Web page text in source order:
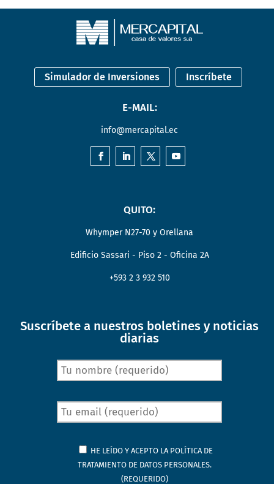
Simulador de Inversiones Inscríbete
E-MAIL:
info@mercapital.ec
QUITO:
Whymper N27-70 y Orellana
Edificio Sassari - Piso 2 - Oficina 2A
+593 2 3 932 510
Suscríbete a nuestros boletines y noticias
diarias
HE LEÍDO Y ACEPTO LA POLÍTICA DE
TRATAMIENTO DE DATOS PERSONALES.
(REQUERIDO)